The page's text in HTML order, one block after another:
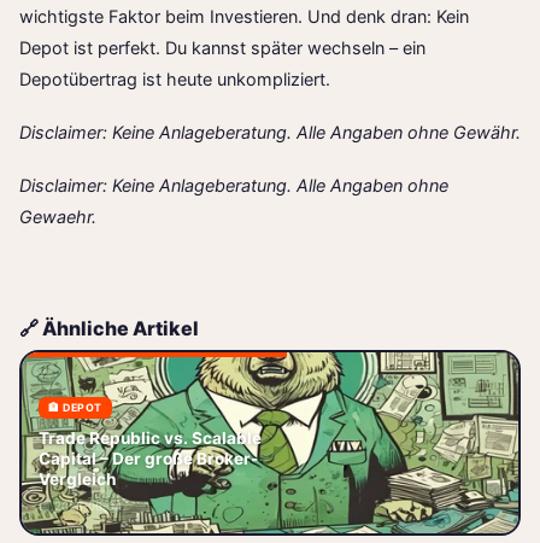
wichtigste Faktor beim Investieren. Und denk dran: Kein
Depot ist perfekt. Du kannst später wechseln – ein
Depotübertrag ist heute unkompliziert.
Disclaimer: Keine Anlageberatung. Alle Angaben ohne Gewähr.
Disclaimer: Keine Anlageberatung. Alle Angaben ohne
Gewaehr.
🔗 Ähnliche Artikel
🏦 DEPOT
Trade Republic vs. Scalable
Capital – Der große Broker-
Vergleich
📅 2026-06-04
Trade Republic vs. Scalable
Capital – Welcher Broker passt
wirklich zu dir? Du willst endlich
anfangen zu investieren,